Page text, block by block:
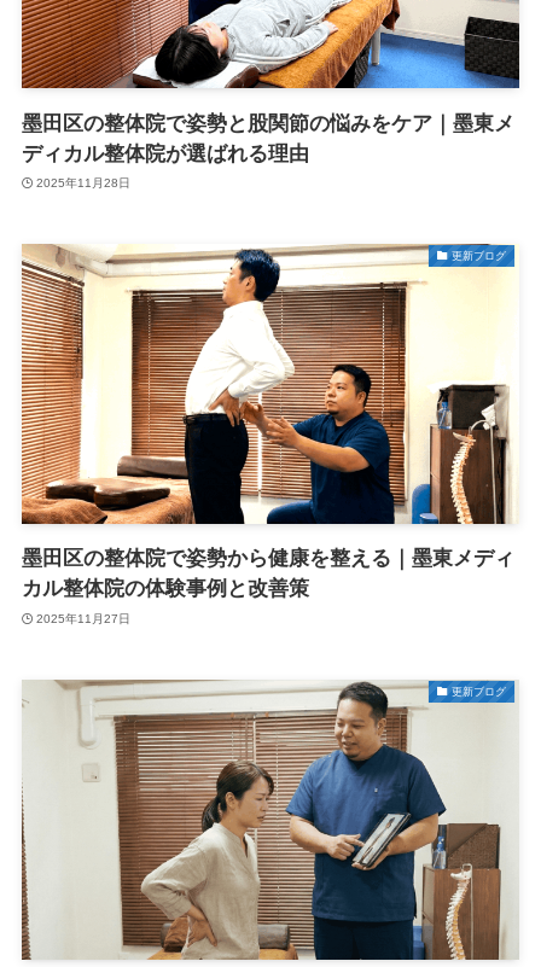
墨田区の整体院で姿勢と股関節の悩みをケア｜墨東メ
ディカル整体院が選ばれる理由
2025年11月28日
更新ブログ
墨田区の整体院で姿勢から健康を整える｜墨東メディ
カル整体院の体験事例と改善策
2025年11月27日
更新ブログ